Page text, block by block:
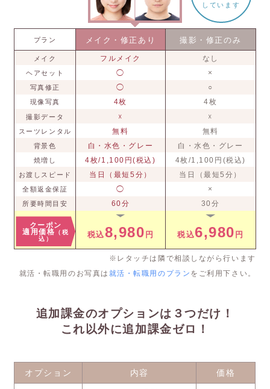
しています
プラン メイク・修正あり 撮影・修正のみ
メイク フルメイク なし
ヘアセット ◯ ×
写真修正 ◯ ○
現像写真 4枚 4枚
撮影データ ☓ ☓
スーツレンタル 無料 無料
背景色 白・水色・グレー 白・水色・グレー
焼増し 4枚/1,100円(税込) 4枚/1,100円(税込)
お渡しスピード 当日（最短5分） 当日（最短5分）
全額返金保証 ◯ ×
所要時間目安 60分 30分
クーポン
適用価格
（税
込）
税込8,980 円 税込6,980 円
※レタッチは隣で相談しながら行います
就活・転職用のお写真は 就活・転職用のプラン をご利用下さい。
追加課金のオプションは３つだけ！
これ以外に追加課金ゼロ！
オプション 内容 価格